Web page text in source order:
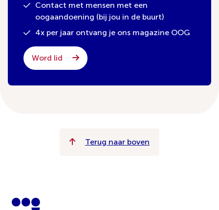
Contact met mensen met een
oogaandoening (bij jou in de buurt)
4x per jaar ontvang je ons magazine OOG
Word lid
Terug naar boven